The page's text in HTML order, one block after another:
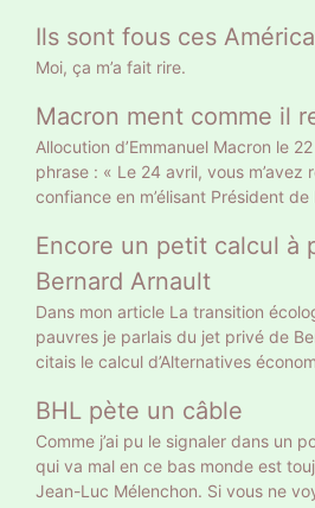
Ils sont fous ces
Moi, ça m’a fait rire.
Macron ment comme il
Allocution d’Emmanuel Macron le
phrase : « Le 24 avril, vous m’avez
confiance en m’élisant Président
donnant une légitimité claire. » Gros
il a eu 9 783058 voix soit 27,85%
et 20% des inscrits. Un Français sur
projet tellement clair : retraite à 65
RSA au turbin. Vous vous rappelez
24 avril 18 768 639 électeurs ont
Donc la moitié n’ont pas voté pour
faire barrage à Marine Le Pen.
chaînes d’info on commente, dans
éditorialise. Peu ont pointé ce
faire confiance à quelqu’un qui
Encore un petit calcul à
Bernard Arnault
Dans mon article La transition
pauvres je parlais du jet privé de
citais le calcul d’Alternatives
Français moyen en 18 ans. On peut
ans ce sont 216 mois. Donc
empreinte carbone que 216
ne parle que de son jet privé. Ni de
BHL pète un câble
Comme j’ai pu le signaler dans un
qui va mal en ce bas monde est
Jean-Luc Mélenchon. Si vous ne